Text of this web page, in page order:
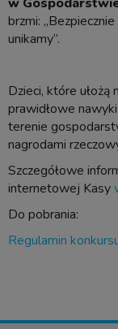
brzmi:
unikamy”.
Dzieci, które
prawidłowe
terenie
nagrodami
Szczegółowe
internetowej Kasy
Do pobrania:
Regulamin